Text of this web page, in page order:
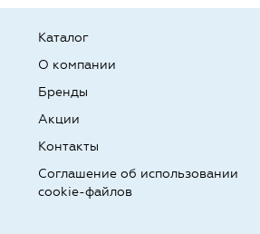
Каталог
О компании
Бренды
Акции
Контакты
Соглашение об использовании
cookie-файлов